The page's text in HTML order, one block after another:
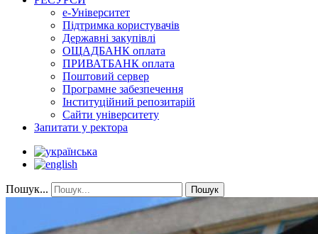
е-Університет
Підтримка користувачів
Державні закупівлі
ОЩАДБАНК оплата
ПРИВАТБАНК оплата
Поштовий сервер
Програмне забезпечення
Інституційний репозитарій
Сайти університету
Запитати у ректора
Пошук... Пошук